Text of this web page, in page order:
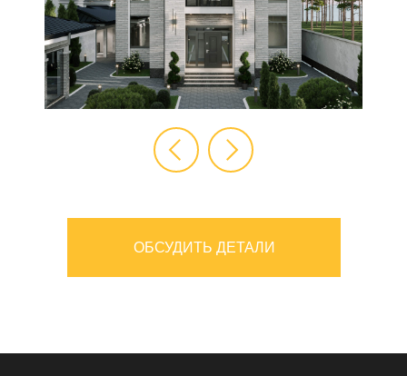
ОБСУДИТЬ ДЕТАЛИ